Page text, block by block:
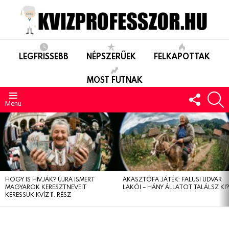
LEGFRISSEBB NÉPSZERŰEK FELKAPOTTAK
MOST FUTNAK
Menu
US
LEGUTÓBBIAK
HOGY IS HÍVJÁK? ÚJRA ISMERT
MAGYAROK KERESZTNEVEIT
KERESSÜK KVÍZ 11. RÉSZ
AKASZTÓFA JÁTÉK: FALUSI UDVAR
LAKÓI – HÁNY ÁLLATOT TALÁLSZ KI?